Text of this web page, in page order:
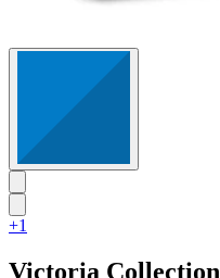
+1
Victoria Collection